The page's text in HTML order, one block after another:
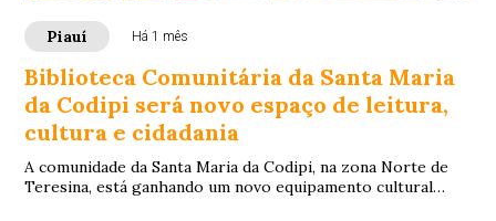
Piauí Há 1 mês
Biblioteca Comunitária da Santa Maria
da Codipi será novo espaço de leitura,
cultura e cidadania
A comunidade da Santa Maria da Codipi, na zona Norte de
Teresina, está ganhando um novo equipamento cultural